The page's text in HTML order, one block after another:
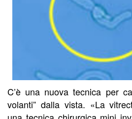
C’è una nuova tecnica per
volanti” dalla vista. «La